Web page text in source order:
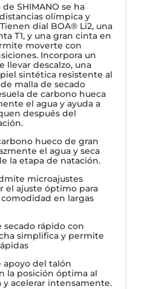
de SHIMANO se ha
olímpica y
dial BOA® Li2, una
T1, y una gran cinta en
moverte con
Incorpora un
llevar descalzo, una
sintética resistente al
malla de secado
de carbono hueca
el agua y ayuda a
después del
hueco de gran
el agua y seca
la etapa de natación.
microajustes
el ajuste óptimo para
en largas
secado rápido con
simplifica y permite
apoyo del talón
la posición óptima al
y acelerar intensamente.